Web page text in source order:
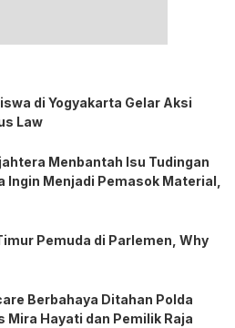
di Yogyakarta Gelar Aksi
Law
Menbantah Isu Tudingan
Ingin Menjadi Pemasok Material,
Pemuda di Parlemen, Why
Berbahaya Ditahan Polda
Mira Hayati dan Pemilik Raja